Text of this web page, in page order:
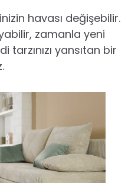
havası değişebilir.
zamanla yeni
yansıtan bir